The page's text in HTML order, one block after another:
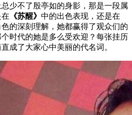
少不了殷亭如的身影，那是一段属
《苏醒》 中的出色表现，还是在
的深刻理解，她都赢得了观众们的
时代的她是多么受欢迎？每张挂历
成了大家心中美丽的代名词。